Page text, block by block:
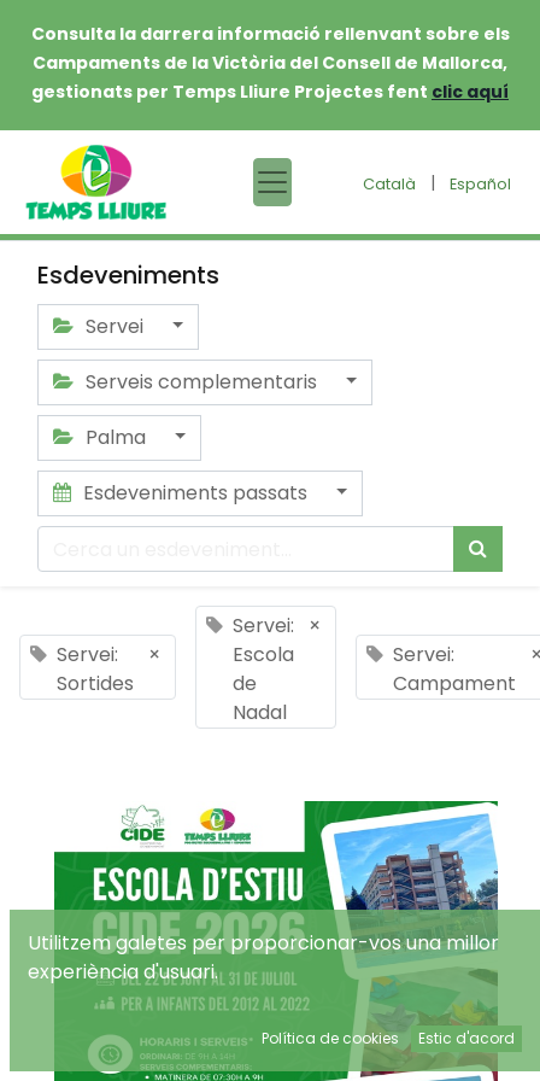
Consulta la darrera informació rellenvant sobre els
Campaments de la Victòria del Consell de Mallorca,
gestionats per Temps Lliure Projectes fent clic aquí
Català | Español
Esdeveniments
Servei
Serveis complementaris
Palma
Esdeveniments passats
Servei:
Sortides
×
Servei:
Escola
de
Nadal
×
Servei:
Campament
Utilitzem galetes per proporcionar-vos una millor
experiència d'usuari.
Política de cookies Estic d'acord